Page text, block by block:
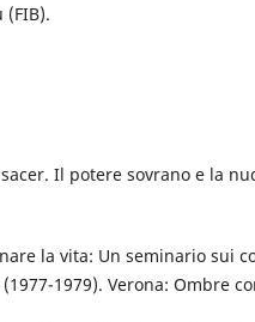
sacer. Il potere sovrano e la
la vita: Un seminario sui
1979). Verona: Ombre